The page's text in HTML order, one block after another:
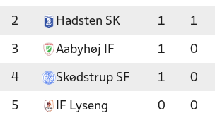
2 Hadsten SK 1 1
3 Aabyhøj IF 1 0
4 Skødstrup SF 1 0
5 IF Lyseng 0 0